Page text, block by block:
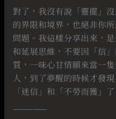
對了，我沒有說「靈擺」
的界限和境界，也絕非你
問題。我這樣分享出來，
和延展思維，不要因「信
質，一味心甘情願來當一
人，到了夢醒的時候才發
「迷信」和「不勞而獲」了
—————